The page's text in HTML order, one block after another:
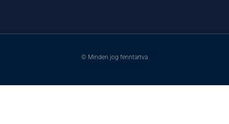
© Minden jog fenntartva